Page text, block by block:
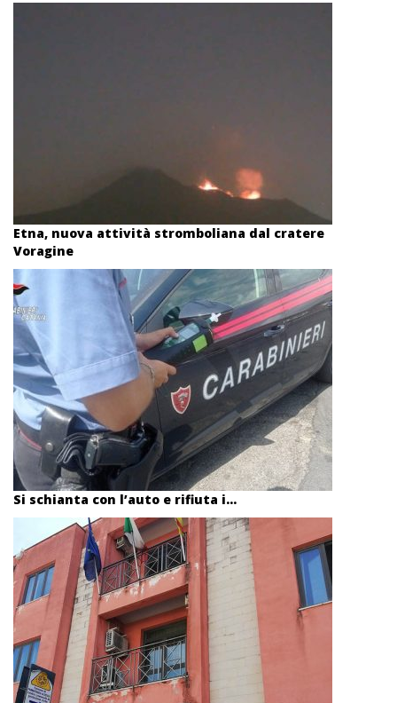
Etna, nuova attività stromboliana dal cratere
Voragine
Si schianta con l’auto e rifiuta i...